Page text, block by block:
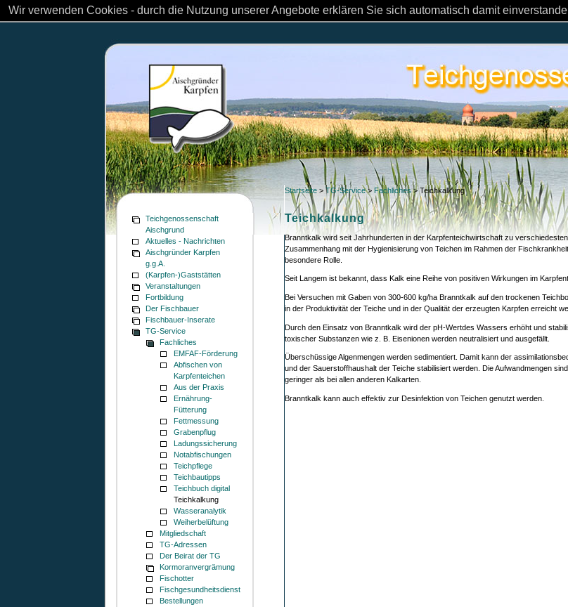
Startseite > TG-Service> Fachliches>Teichkalkung
Teichgenossenschaft
Aischgrund
Aktuelles - Nachrichten
Aischgründer Karpfen
g.g.A.
(Karpfen-)Gaststätten
Veranstaltungen
Fortbildung
Der Fischbauer
Fischbauer-Inserate
TG-Service
Fachliches
EMFAF-Förderung
Abfischen von
Karpfenteichen
Aus der Praxis
Ernährung-
Fütterung
Fettmessung
Grabenpflug
Ladungssicherung
Notabfischungen
Teichpflege
Teichbautipps
Teichbuch digital
Teichkalkung
Wasseranalytik
Weiherbelüftung
Mitgliedschaft
TG-Adressen
Der Beirat der TG
Kormoranvergrämung
Fischotter
Fischgesundheitsdienst
Bestellungen
Teichkalkung
Branntkalk wird seit Jahrhunderten in der Karpfenteichwirtschaft zu
Zusammenhang mit der Hygienisierung von Teichen im Rahmen der
besondere Rolle.
Seit Langem ist bekannt, dass Kalk eine Reihe von positiven Wirkungen im
Bei Versuchen mit Gaben von 300-600 kg/ha Branntkalk auf den trockenen
in der Produktivität der Teiche und in der Qualität der erzeugten Karpfen erreicht
Durch den Einsatz von Branntkalk wird der pH-Wertdes Wassers erhöht und
toxischer Substanzen wie z. B. Eisenionen werden neutralisiert und ausgefällt.
Überschüssige Algenmengen werden sedimentiert. Damit kann der
und der Sauerstoffhaushalt der Teiche stabilisiert werden. Die Aufwandmengen
geringer als bei allen anderen Kalkarten.
Branntkalk kann auch effektiv zur Desinfektion von Teichen genutzt werden.
Wir verwenden Cookies - durch die Nutzung unserer Angebote erklären Sie sich automatisch damit